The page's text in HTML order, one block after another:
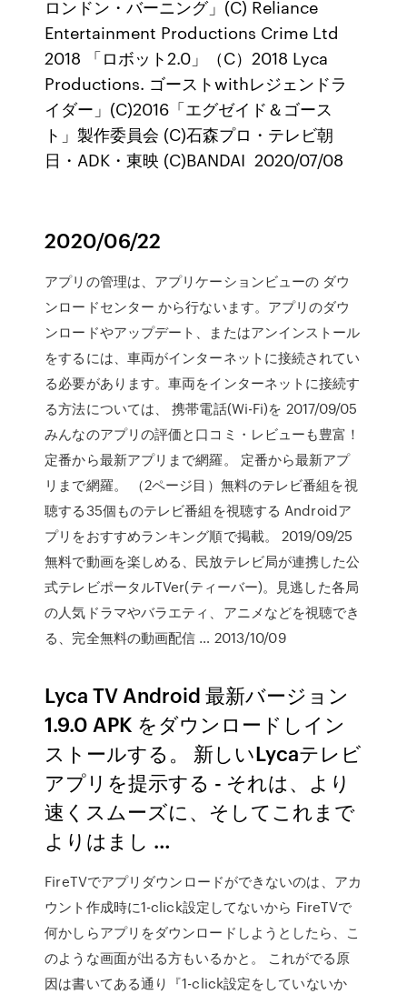
ロンドン・バーニング」(C) Reliance
Entertainment Productions Crime Ltd
2018 「ロボット2.0」（C）2018 Lyca
Productions. ゴーストwithレジェンドラ
イダー」(C)2016「エグゼイド＆ゴース
ト」製作委員会 (C)石森プロ・テレビ朝
日・ADK・東映 (C)BANDAI 2020/07/08
2020/06/22
アプリの管理は、アプリケーションビューの ダウ
ンロードセンター から行ないます。アプリのダウ
ンロードやアップデート、またはアンインストール
をするには、車両がインターネットに接続されてい
る必要があります。車両をインターネットに接続す
る方法については、 携帯電話(Wi-Fi)を 2017/09/05
みんなのアプリの評価と口コミ・レビューも豊富！
定番から最新アプリまで網羅。 定番から最新アプ
リまで網羅。 （2ページ目）無料のテレビ番組を視
聴する35個ものテレビ番組を視聴する Androidア
プリをおすすめランキング順で掲載。 2019/09/25
無料で動画を楽しめる、民放テレビ局が連携した公
式テレビポータルTVer(ティーバー)。見逃した各局
の人気ドラマやバラエティ、アニメなどを視聴でき
る、完全無料の動画配信 … 2013/10/09
Lyca TV Android 最新バージョン
1.9.0 APK をダウンロードしイン
ストールする。 新しいLycaテレビ
アプリを提示する - それは、より
速くスムーズに、そしてこれまで
よりはまし …
FireTVでアプリダウンロードができないのは、アカ
ウント作成時に1-click設定してないから FireTVで
何かしらアプリをダウンロードしようとしたら、こ
のような画面が出る方もいるかと。 これがでる原
因は書いてある通り『1-click設定をしていないか